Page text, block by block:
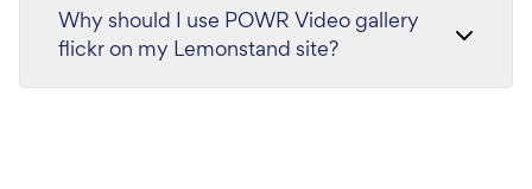
Why should I use POWR Video gallery
flickr on my Lemonstand site?